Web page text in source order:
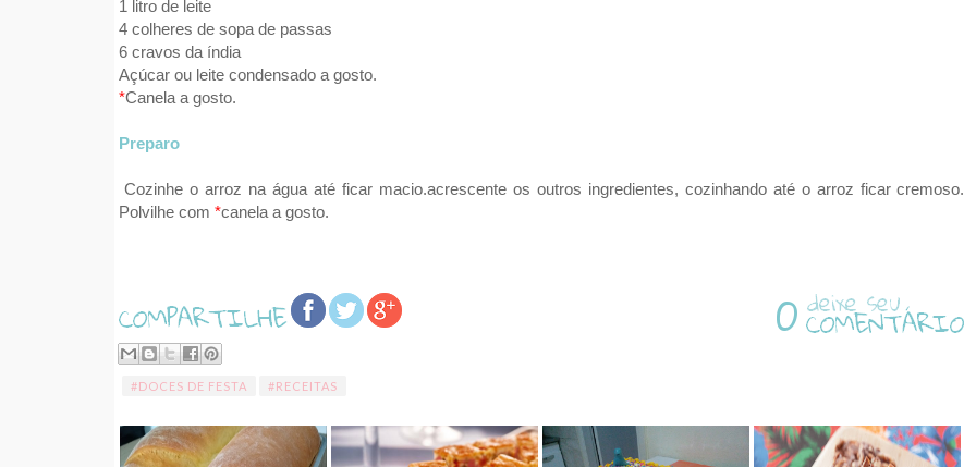
1 litro de leite
4 colheres de sopa de passas
6 cravos da índia
Açúcar ou leite condensado a gosto.
*Canela a gosto.
Preparo
Cozinhe o arroz na água até ficar macio.acrescente os outros ingredientes, cozinhando até o arroz ficar cremoso.
Polvilhe com *canela a gosto.
0
#DOCES DE FESTA #RECEITAS